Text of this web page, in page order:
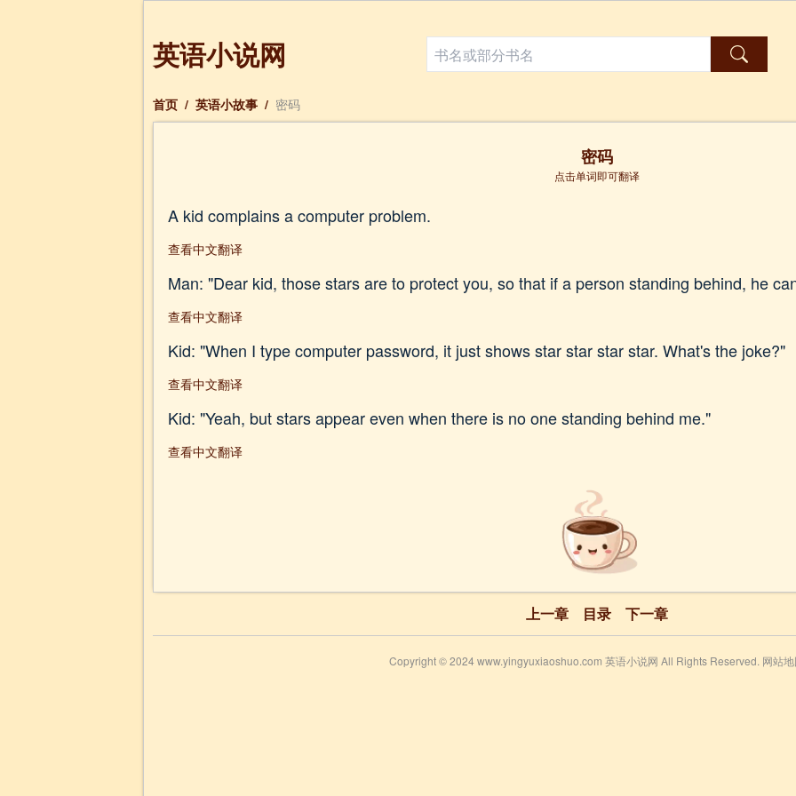
英语小说网
首页 / 英语小故事 / 密码
密码
点击单词即可翻译
A kid complains a computer problem.
查看中文翻译
Man: "Dear kid, those stars are to protect you, so that if a person standing behind, he
查看中文翻译
Kid: "When I type computer password, it just shows star star star star. What's the joke?"
查看中文翻译
Kid: "Yeah, but stars appear even when there is no one standing behind me."
查看中文翻译
上一章 目录 下一章
Copyright © 2024 www.yingyuxiaoshuo.com 英语小说网 All Rights Reserved. 网站